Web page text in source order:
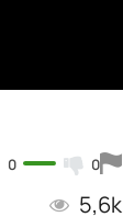
0 0
5,6k